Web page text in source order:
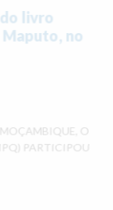
livro
Maputo, no
O
PARTICIPOU